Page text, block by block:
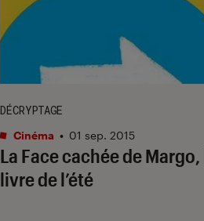
La Face cachée de Margo,
livre de l’été
DÉCRYPTAGE
Cinéma • 01 sep. 2015